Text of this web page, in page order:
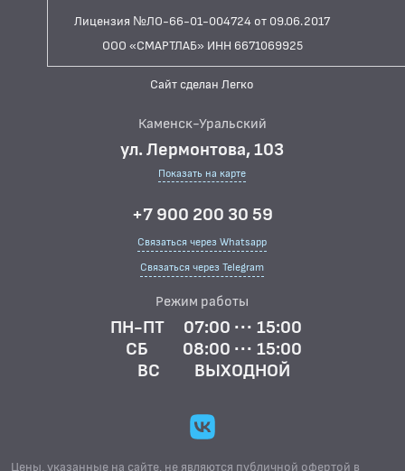
Лицензия №ЛО-66-01-004724 от 09.06.2017
ООО «СМАРТЛАБ» ИНН 6671069925
Сайт сделан Легко
Каменск-Уральский
ул. Лермонтова, 103
Показать на карте
+7 900 200 30 59
Связаться через Whatsapp
Связаться через Telegram
Режим работы
ПН-ПТ
07:00 ··· 15:00
СБ
08:00 ··· 15:00
ВС
ВЫХОДНОЙ
Цены, указанные на сайте, не являются публичной офертой в